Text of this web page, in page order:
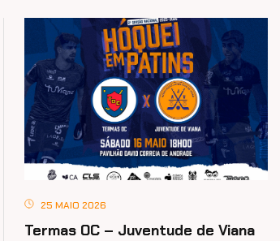
25 MAIO 2026
Termas OC – Juventude de Viana